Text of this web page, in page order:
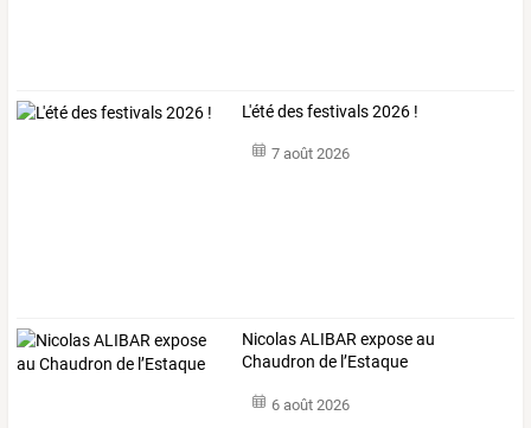
L'été des festivals 2026 !
7 août 2026
Nicolas ALIBAR expose au
Chaudron de l’Estaque
6 août 2026